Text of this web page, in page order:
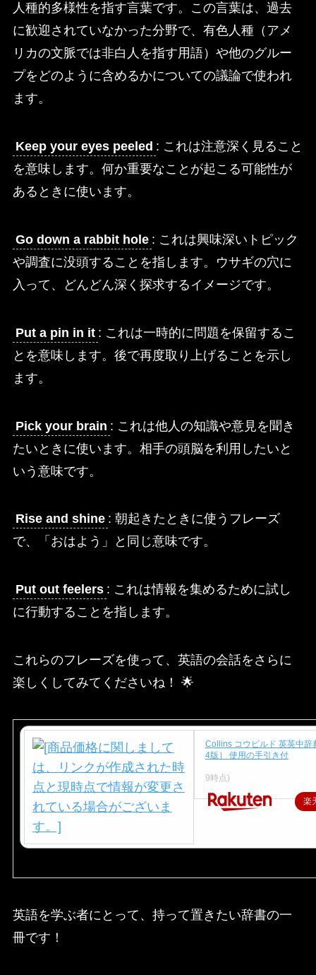
人種的多様性を指す言葉です。この言葉は、過去
に歓迎されていなかった分野で、有色人種（アメ
リカの文脈では非白人を指す用語）や他のグルー
プをどのように含めるかについての議論で使われ
ます。
Keep your eyes peeled : これは注意深く見ること
を意味します。何か重要なことが起こる可能性が
あるときに使います。
Go down a rabbit hole : これは興味深いトピック
や調査に没頭することを指します。ウサギの穴に
入って、どんどん深く探求するイメージです。
Put a pin in it : これは一時的に問題を保留するこ
とを意味します。後で再度取り上げることを示し
ます。
Pick your brain : これは他人の知識や意見を聞き
たいときに使います。相手の頭脳を利用したいと
いう意味です。
Rise and shine : 朝起きたときに使うフレーズ
で、「おはよう」と同じ意味です。
Put out feelers : これは情報を集めるために試し
に行動することを指します。
これらのフレーズを使って、英語の会話をさらに
楽しくしてみてくださいね！ 🌟
Collins コウビルド 英英中辞
4版］ 使用の手引き付
9時点)
楽
英語を学ぶ者にとって、持って置きたい辞書の一
冊です！